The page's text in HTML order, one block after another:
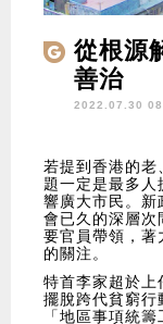
從根源
善治
2022.07.30
若提到香港的老
題一定是最多
響廣大市民。新
會已久的深層次
要官員帶領，著
的關注。
特首李家超於上
擺脫跨代貧窮行
「地區事項統